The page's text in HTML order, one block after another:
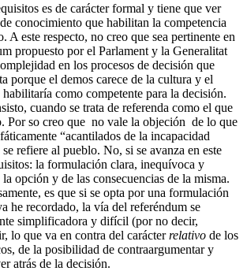
es de carácter formal y tiene que ver
conocimiento que habilitan la competencia
A este respecto, no creo que sea pertinente en
propuesto por el Parlament y la Generalitat
en los procesos de decisión que
porque el demos carece de la cultura y el
como competente para la decisión.
cuando se trata de referenda como el que
Por so creo que no vale la objeción de lo que
“acantilados de la incapacidad
refiere al pueblo. No, si se avanza en este
la formulación clara, inequívoca y
opción y de las consecuencias de la misma.
es que si se opta por una formulación
he recordado, la vía del referéndum se
simplificadora y difícil (por no decir,
lo que va en contra del carácterrelativo de los
de la posibilidad de contraargumentar y
atrás de la decisión.